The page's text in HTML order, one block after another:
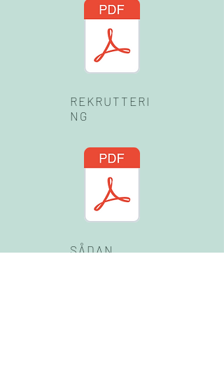
REKRUTTERI
NG
SÅDAN